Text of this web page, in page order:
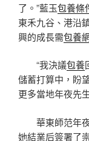
了。”藍玉包養條
東禾九谷、港沿
興的成長需包養
“我決議包養
儲蓄打算中，盼
更多當地年夜先
華東師范年夜
她結業后簽署了